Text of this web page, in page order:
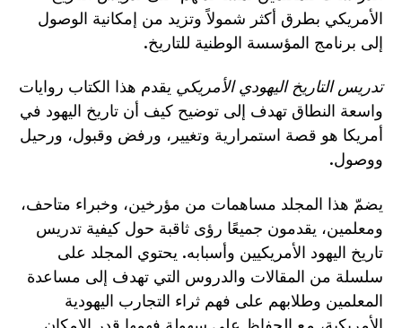
الأمريكي بطرق أكثر شمولاً وتزيد من إمكانية الوصول
إلى برنامج المؤسسة الوطنية للتاريخ.
تدريس التاريخ اليهودي الأمريكي يقدم هذا الكتاب روايات
واسعة النطاق تهدف إلى توضيح كيف أن تاريخ اليهود في
أمريكا هو قصة استمرارية وتغيير، ورفض وقبول، ورحيل
ووصول.
يضمّ هذا المجلد مساهمات من مؤرخين، وخبراء متاحف،
ومعلمين، يقدمون جميعًا رؤى ثاقبة حول كيفية تدريس
تاريخ اليهود الأمريكيين وأسبابه. يحتوي المجلد على
سلسلة من المقالات والدروس التي تهدف إلى مساعدة
المعلمين وطلابهم على فهم ثراء التجارب اليهودية